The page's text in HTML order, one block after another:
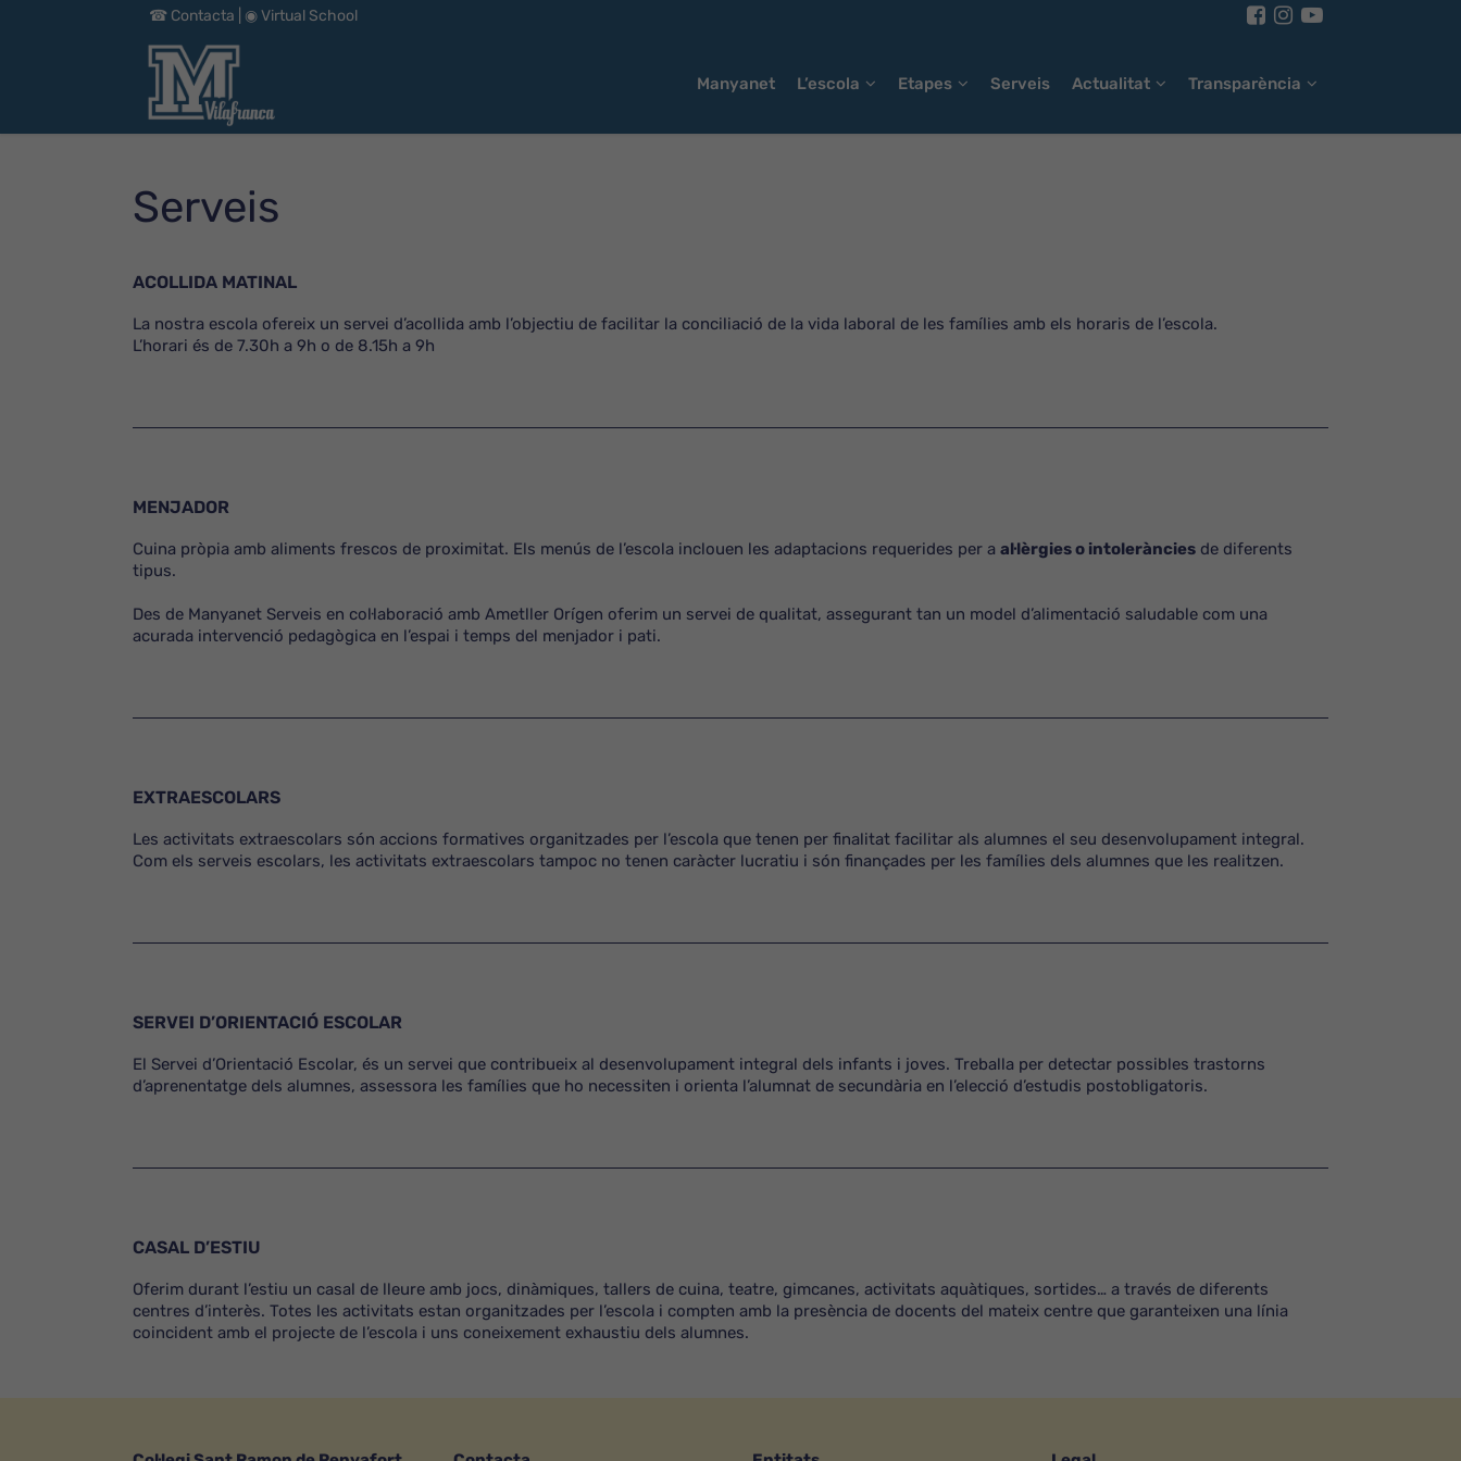
☎︎ Contacta ◉ Virtual School
Manyanet L’escola Etapes Serveis Actualitat Transparència
Serveis
ACOLLIDA MATINAL
La nostra escola ofereix un servei d’acollida amb l’objectiu de facilitar la conciliació de la vida laboral de les famílies amb els horaris de l’escola.
L’horari és de 7.30h a 9h o de 8.15h a 9h
MENJADOR
Cuina pròpia amb aliments frescos de proximitat. Els menús de l’escola inclouen les adaptacions requerides per a al·lèrgies o intoleràncies de diferents
tipus.
Des de Manyanet Serveis en col·laboració amb Ametller Orígen oferim un servei de qualitat, assegurant tan un model d’alimentació saludable com una
acurada intervenció pedagògica en l’espai i temps del menjador i pati.
EXTRAESCOLARS
Les activitats extraescolars són accions formatives organitzades per l’escola que tenen per finalitat facilitar als alumnes el seu desenvolupament integral.
Com els serveis escolars, les activitats extraescolars tampoc no tenen caràcter lucratiu i són finançades per les famílies dels alumnes que les realitzen.
SERVEI D’ORIENTACIÓ ESCOLAR
El Servei d’Orientació Escolar, és un servei que contribueix al desenvolupament integral dels infants i joves. Treballa per detectar possibles trastorns
d’aprenentatge dels alumnes, assessora les famílies que ho necessiten i orienta l’alumnat de secundària en l’elecció d’estudis postobligatoris.
CASAL D’ESTIU
Oferim durant l’estiu un casal de lleure amb jocs, dinàmiques, tallers de cuina, teatre, gimcanes, activitats aquàtiques, sortides… a través de diferents
centres d’interès. Totes les activitats estan organitzades per l’escola i compten amb la presència de docents del mateix centre que garanteixen una línia
coincident amb el projecte de l’escola i uns coneixement exhaustiu dels alumnes.